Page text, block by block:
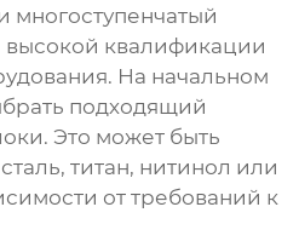
многоступенчатый
квалификации
На начальном
подходящий
Это может быть
титан, нитинол или
от требований к